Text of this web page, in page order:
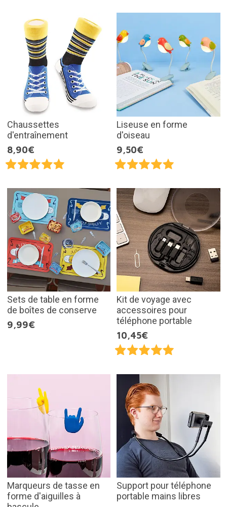
Chaussettes
d'entraînement
8,90€
Liseuse en forme
d'oiseau
9,50€
Sets de table en forme
de boîtes de conserve
9,99€
Kit de voyage avec
accessoires pour
téléphone portable
10,45€
Marqueurs de tasse en
forme d'aiguilles à
Support pour téléphone
portable mains libres